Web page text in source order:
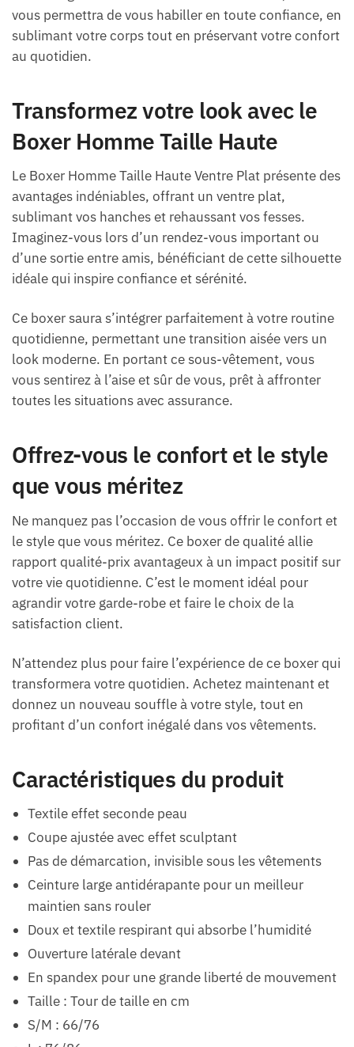
vous permettra de vous habiller en toute confiance, en
sublimant votre corps tout en préservant votre confort
au quotidien.
Transformez votre look avec le
Boxer Homme Taille Haute
Le Boxer Homme Taille Haute Ventre Plat présente des
avantages indéniables, offrant un ventre plat,
sublimant vos hanches et rehaussant vos fesses.
Imaginez-vous lors d’un rendez-vous important ou
d’une sortie entre amis, bénéficiant de cette silhouette
idéale qui inspire confiance et sérénité.
Ce boxer saura s’intégrer parfaitement à votre routine
quotidienne, permettant une transition aisée vers un
look moderne. En portant ce sous-vêtement, vous
vous sentirez à l’aise et sûr de vous, prêt à affronter
toutes les situations avec assurance.
Offrez-vous le confort et le style
que vous méritez
Ne manquez pas l’occasion de vous offrir le confort et
le style que vous méritez. Ce boxer de qualité allie
rapport qualité-prix avantageux à un impact positif sur
votre vie quotidienne. C’est le moment idéal pour
agrandir votre garde-robe et faire le choix de la
satisfaction client.
N’attendez plus pour faire l’expérience de ce boxer qui
transformera votre quotidien. Achetez maintenant et
donnez un nouveau souffle à votre style, tout en
profitant d’un confort inégalé dans vos vêtements.
Caractéristiques du produit
Textile effet seconde peau
Coupe ajustée avec effet sculptant
Pas de démarcation, invisible sous les vêtements
Ceinture large antidérapante pour un meilleur
maintien sans rouler
Doux et textile respirant qui absorbe l’humidité
Ouverture latérale devant
En spandex pour une grande liberté de mouvement
Taille : Tour de taille en cm
S/M : 66/76